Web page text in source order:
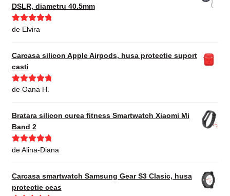
DSLR, diametru 40.5mm
Evaluat la
de Elvira
Carcasa silicon Apple Airpods, husa protectie suport
casti
Evaluat la5
de Oana H.
Bratara silicon curea fitness Smartwatch Xiaomi Mi
Band 2
Evaluat la5
de Alina-Diana
Carcasa smartwatch Samsung Gear S3 Clasic, husa
protectie ceas